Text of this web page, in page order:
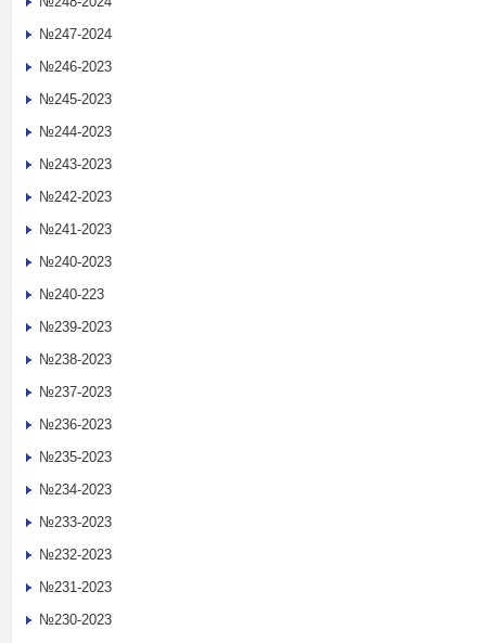
№247-2024
№246-2023
№245-2023
№244-2023
№243-2023
№242-2023
№241-2023
№240-2023
№240-223
№239-2023
№238-2023
№237-2023
№236-2023
№235-2023
№234-2023
№233-2023
№232-2023
№231-2023
№230-2023